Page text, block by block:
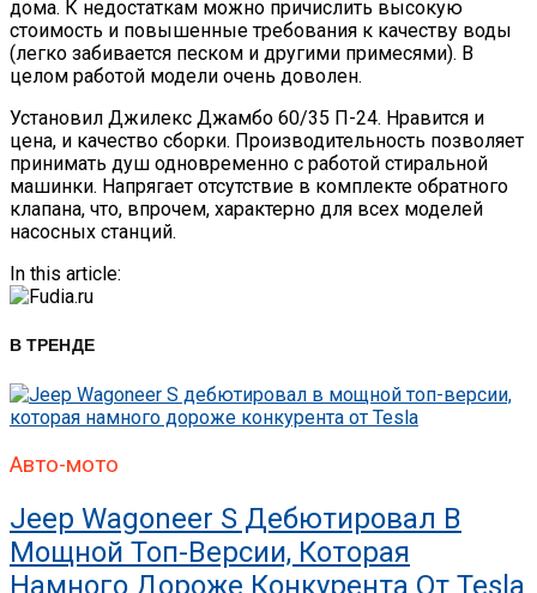
дома. К недостаткам можно причислить высокую
стоимость и повышенные требования к качеству воды
(легко забивается песком и другими примесями). В
целом работой модели очень доволен.
Установил Джилекс Джамбо 60/35 П-24. Нравится и
цена, и качество сборки. Производительность позволяет
принимать душ одновременно с работой стиральной
машинки. Напрягает отсутствие в комплекте обратного
клапана, что, впрочем, характерно для всех моделей
насосных станций.
In this article:
В ТРЕНДЕ
Авто-мото
Jeep Wagoneer S Дебютировал В
Мощной Топ-Версии, Которая
Намного Дороже Конкурента От Tesla